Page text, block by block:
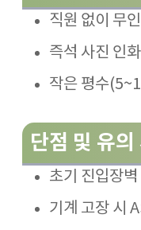
직원 없이 무
즉석 사진 인
작은 평수
단점 및 유의
초기 진입장
기계 고장 시